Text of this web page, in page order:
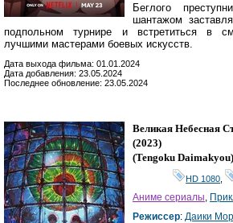
Беглого
шантажом
подпольном турнире и встретиться в
лучшими мастерами боевых искусств.
Дата выхода фильма: 01.01.2024
Дата добавления: 23.05.2024
Последнее обновление: 23.05.2024
Великая Небесная
(2023)
(Tengoku Daimakyou)
HD 1080
Аниме сериалы
Режиссер: Даики